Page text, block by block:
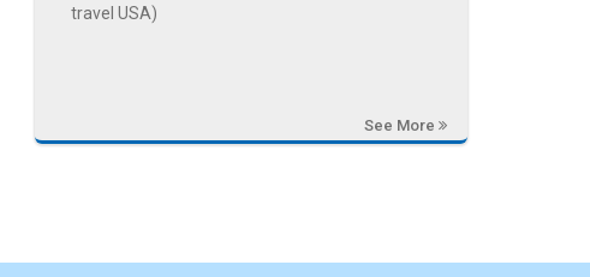
travel USA)
See More